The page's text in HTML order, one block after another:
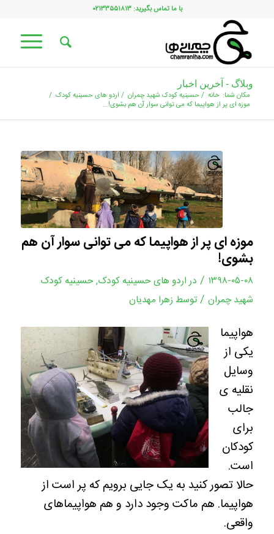
با ما تماس بگیرید: ۰۲۱۳۳۵۵۱۸۱۳
وبلاگ - آخرین اخبار
مکان شما: خانه /حسینیه کودک شهید چمران / اردو های حسینیه کودک /
موزه ای پر از هواپیما که می توانی سوار آن هم بشوی!...
موزه ای پر از هواپیما که می توانی سوار آن هم
بشوی!
۱۳۹۸-۰۵-۰۸ / در اردو های حسینیه کودک,حسینیه کودک
شهید چمران / توسط زهرا مهدیان
هواپیما
یکی از
وسایل
نقلیه ی
جالب
برای
کودکان
است.
حالا تصور کنید به یک جایی برویم که پر است از
هواپیما. هم ماکت وجود دارد و هم هواپیماهای
واقعی.